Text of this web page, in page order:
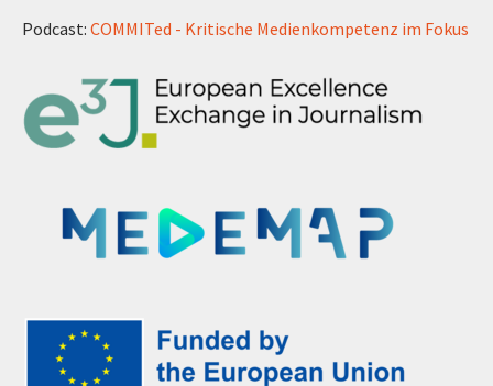
Podcast: COMMITed - Kritische Medienkompetenz im Fokus